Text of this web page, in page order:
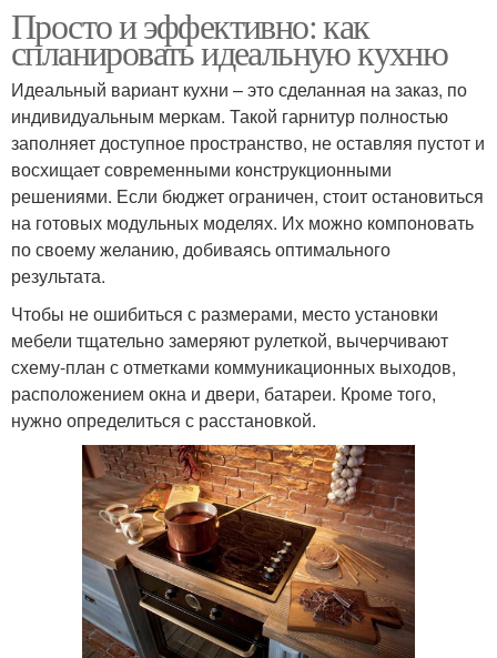
Просто и эффективно: как
спланировать идеальную кухню
Идеальный вариант кухни – это сделанная на заказ, по
индивидуальным меркам. Такой гарнитур полностью
заполняет доступное пространство, не оставляя пустот и
восхищает современными конструкционными
решениями. Если бюджет ограничен, стоит остановиться
на готовых модульных моделях. Их можно компоновать
по своему желанию, добиваясь оптимального
результата.
Чтобы не ошибиться с размерами, место установки
мебели тщательно замеряют рулеткой, вычерчивают
схему-план с отметками коммуникационных выходов,
расположением окна и двери, батареи. Кроме того,
нужно определиться с расстановкой.